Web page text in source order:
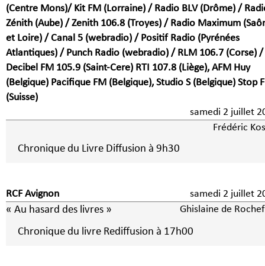
(Centre Mons)/ Kit FM (Lorraine) / Radio BLV (Drôme) /
Zénith (Aube) / Zenith 106.8 (Troyes) / Radio Maximum
et Loire) / Canal 5 (webradio) / Positif Radio (Pyrénées
Atlantiques) / Punch Radio (webradio) / RLM 106.7 (Corse) /
Decibel FM 105.9 (Saint-Cere) RTI 107.8 (Liège), AFM Huy
(Belgique) Pacifique FM (Belgique), Studio S (Belgique) Stop
(Suisse)
samedi 2
Frédéric
Chronique du Livre Diffusion à 9h30
RCF Avignon samedi 2
« Au hasard des livres » Ghislaine de
Chronique du livre Rediffusion à 17h00